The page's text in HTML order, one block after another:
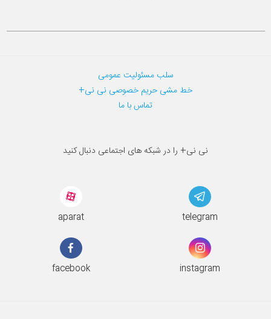
سلب مسئولیت عمومی
خط مشی حریم خصوصی نی نی+
تماس با ما
نی نی+ را در شبکه های اجتماعی دنبال کنید
aparat telegram
facebook instagram